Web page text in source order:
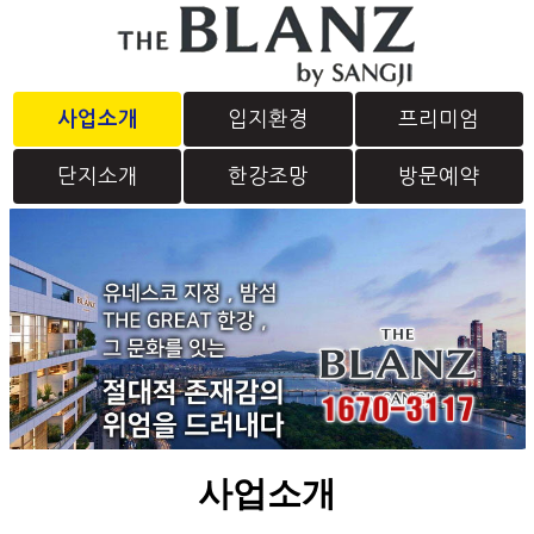
사업소개 입지환경 프리미엄
단지소개 한강조망 방문예약
사업소개